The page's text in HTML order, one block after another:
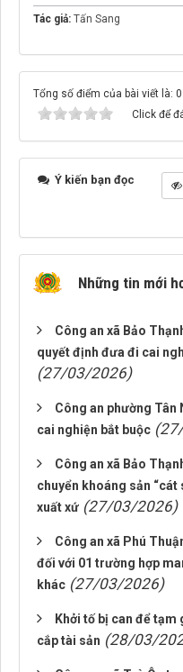
Tác giả: Tấn Sang
Tổng số điểm của bài viết là:
Click để
Ý kiến bạn đọc
Những tin mới
Công an xã Bảo
quyết định đưa đi cai
(27/03/2026)
Công an phường Tân
cai nghiện bắt buộc
Công an xã Bảo
chuyển khoáng sản
xuất xứ (27/03/2026)
Công an xã Phú
đối với 01 trường hợp
khác (27/03/2026)
Khởi tố bị can để
cắp tài sản (28/03/